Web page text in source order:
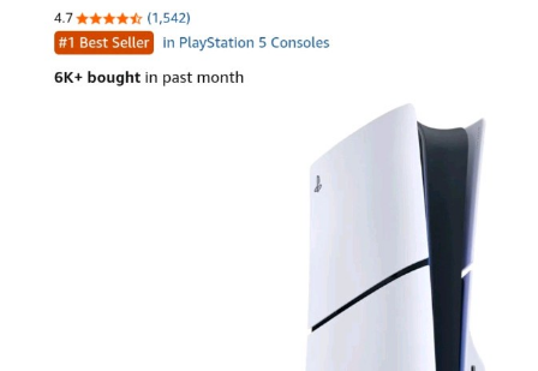
して黙らせた←警察官の神対応に感謝しかない
参政党・神谷代表、高市政権の食料品減税を「天下の愚策」
と一刀両断
福岡県議会「海外旅行じゃない、海外活動だ！」→視察費
【艦これ】 E3-4のラスダンは航空優勢は取るの？取らない
【デレマス】 紗南「アイドルに似合うポケモン？」
Switch2版『モンハンワイルズ』の動作環境が判明！
連合のモルモット部隊の部隊長になりました 第45話